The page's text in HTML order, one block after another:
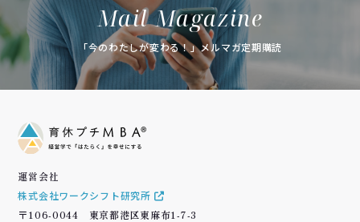
Mail Magazine
「今のわたしが変わる！」メルマガ定期購読
運営会社
株式会社ワークシフト研究所
〒106-0044 東京都港区東麻布1-7-3